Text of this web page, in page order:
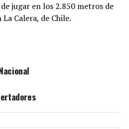
jugar en los 2.850 metros de
Calera, de Chile.